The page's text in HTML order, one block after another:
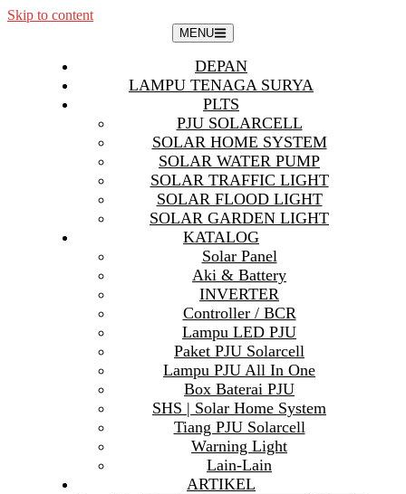
Skip to content
MENU
DEPAN
LAMPU TENAGA SURYA
PLTS
PJU SOLARCELL
SOLAR HOME SYSTEM
SOLAR WATER PUMP
SOLAR TRAFFIC LIGHT
SOLAR FLOOD LIGHT
SOLAR GARDEN LIGHT
KATALOG
Solar Panel
Aki & Battery
INVERTER
Controller / BCR
Lampu LED PJU
Paket PJU Solarcell
Lampu PJU All In One
Box Baterai PJU
SHS | Solar Home System
Tiang PJU Solarcell
Warning Light
Lain-Lain
ARTIKEL